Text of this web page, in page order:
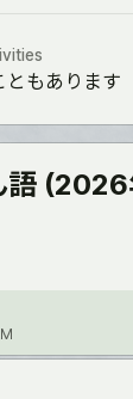
ともあります
語